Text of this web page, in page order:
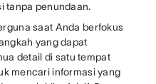
tanpa penundaan.
saat Anda berfokus
yang dapat
detail di satu tempat
mencari informasi yang